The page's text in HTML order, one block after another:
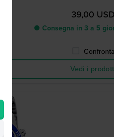
39,00 USD
● Consegna in 3 a 5
Confronta
Vedi i